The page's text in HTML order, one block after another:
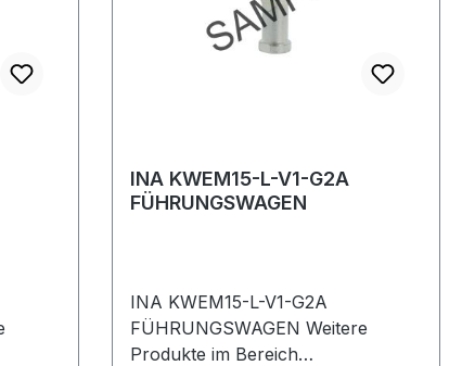
INA KWEM15-L-V1-G2A
FÜHRUNGSWAGEN
INA KWEM15-L-V1-G2A
FÜHRUNGSWAGEN Weitere
Produkte im Bereich